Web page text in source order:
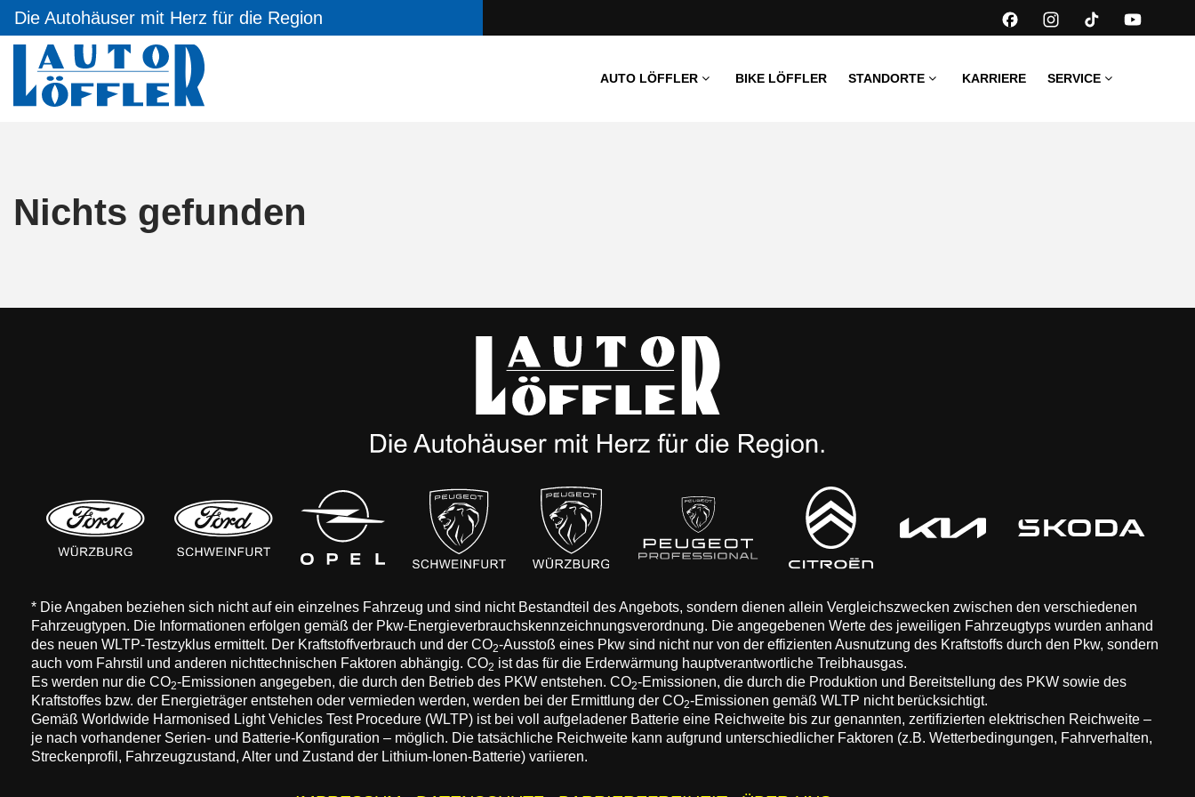
Die Autohäuser mit Herz für die Region
AUTO LÖFFLER BIKE LÖFFLER STANDORTE KARRIERE SERVICE
Nichts gefunden
* Die Angaben beziehen sich nicht auf ein einzelnes Fahrzeug und sind nicht Bestandteil des Angebots, sondern dienen allein Vergleichszwecken zwischen den verschiedenen
Fahrzeugtypen. Die Informationen erfolgen gemäß der Pkw-Energieverbrauchskennzeichnungsverordnung. Die angegebenen Werte des jeweiligen Fahrzeugtyps wurden anhand
des neuen WLTP-Testzyklus ermittelt. Der Kraftstoffverbrauch und der CO2-Ausstoß eines Pkw sind nicht nur von der effizienten Ausnutzung des Kraftstoffs durch den Pkw, sondern
auch vom Fahrstil und anderen nichttechnischen Faktoren abhängig. CO2 ist das für die Erderwärmung hauptverantwortliche Treibhausgas.
Es werden nur die CO2-Emissionen angegeben, die durch den Betrieb des PKW entstehen. CO2-Emissionen, die durch die Produktion und Bereitstellung des PKW sowie des
Kraftstoffes bzw. der Energieträger entstehen oder vermieden werden, werden bei der Ermittlung der CO2-Emissionen gemäß WLTP nicht berücksichtigt.
Gemäß Worldwide Harmonised Light Vehicles Test Procedure (WLTP) ist bei voll aufgeladener Batterie eine Reichweite bis zur genannten, zertifizierten elektrischen Reichweite –
je nach vorhandener Serien- und Batterie-Konfiguration – möglich. Die tatsächliche Reichweite kann aufgrund unterschiedlicher Faktoren (z.B. Wetterbedingungen, Fahrverhalten,
Streckenprofil, Fahrzeugzustand, Alter und Zustand der Lithium-Ionen-Batterie) variieren.